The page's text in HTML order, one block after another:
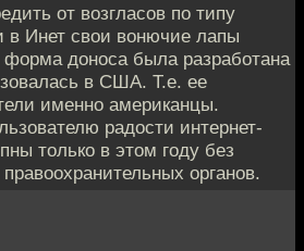
от возгласов по типу
Инет свои вонючие лапы
доноса была разработана
в США. Т.е. ее
именно американцы.
радости интернет-
только в этом году без
органов.